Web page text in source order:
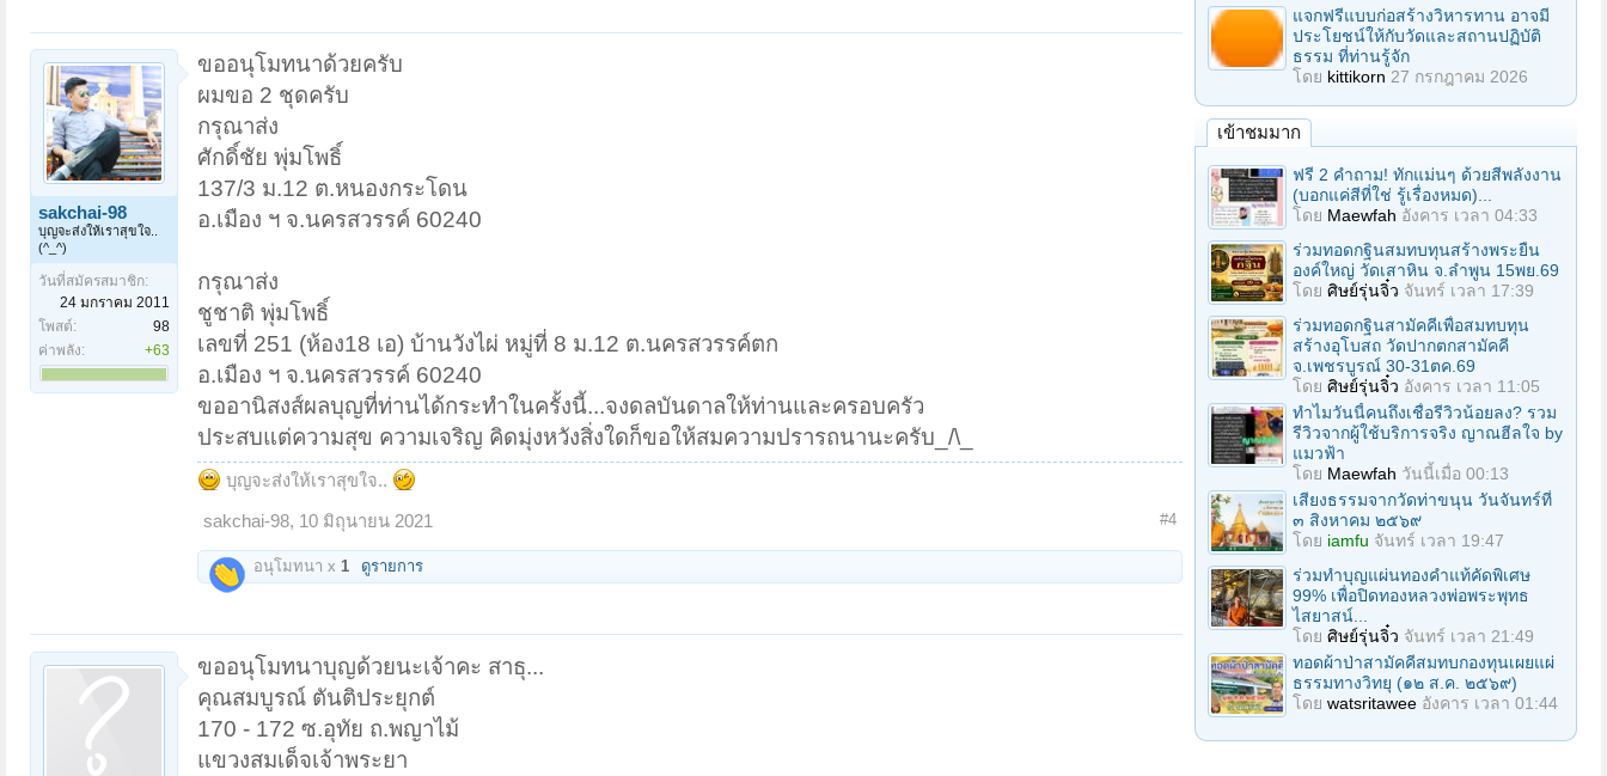
sakchai-98
บุญจะส่งให้เราสุขใจ..
(^_^)
วันที่สมัครสมาชิก:
24 มกราคม 2011
โพสต์:
98
ค่าพลัง:
+63
ขออนุโมทนาด้วยครับ
ผมขอ 2 ชุดครับ
กรุณาส่ง
ศักดิ์ชัย พุ่มโพธิ์
137/3 ม.12 ต.หนองกระโดน
อ.เมือง ฯ จ.นครสวรรค์ 60240
กรุณาส่ง
ชูชาติ พุ่มโพธิ์
เลขที่ 251 (ห้อง18 เอ) บ้านวังไผ่ หมู่ที่ 8 ม.12 ต.นครสวรรค์ตก
อ.เมือง ฯ จ.นครสวรรค์ 60240
ขออานิสงส์ผลบุญที่ท่านได้กระทำในครั้งนี้...จงดลบันดาลให้ท่านและครอบครัว
ประสบแต่ความสุข ความเจริญ คิดมุ่งหวังสิ่งใดก็ขอให้สมความปรารถนานะครับ_/\_
บุญจะส่งให้เราสุขใจ..
sakchai-98, 10 มิถุนายน 2021 #4
อนุโมทนา x 1 ดูรายการ
ขออนุโมทนาบุญด้วยนะเจ้าคะ สาธุ...
คุณสมบูรณ์ ตันติประยุกต์
170 - 172 ซ.อุทัย ถ.พญาไม้
แขวงสมเด็จเจ้าพระยา
แจกฟรีแบบก่อสร้างวิหารทาน อาจมี
ประโยชน์ให้กับวัดและสถานปฏิบัติ
ธรรม ที่ท่านรู้จัก
โดย kittikorn 27 กรกฎาคม 2026
เข้าชมมาก
ฟรี 2 คำถาม! ทักแม่นๆ ด้วยสีพลังงาน
(บอกแค่สีที่ใช่ รู้เรื่องหมด)...
โดย Maewfah อังคาร เวลา 04:33
ร่วมทอดกฐินสมทบทุนสร้างพระยืน
องค์ใหญ่ วัดเสาหิน จ.ลําพูน 15พย.69
โดย ศิษย์รุ่นจิ๋ว จันทร์ เวลา 17:39
ร่วมทอดกฐินสามัคคีเพื่อสมทบทุน
สร้างอุโบสถ วัดปากตกสามัคคี
จ.เพชรบูรณ์ 30-31ตค.69
โดย ศิษย์รุ่นจิ๋ว อังคาร เวลา 11:05
ทำไมวันนี้คนถึงเชื่อรีวิวน้อยลง? รวม
รีวิวจากผู้ใช้บริการจริง ญาณฮีลใจ by
แมวฟ้า
โดย Maewfah วันนี้เมื่อ 00:13
เสียงธรรมจากวัดท่าขนุน วันจันทร์ที่
๓ สิงหาคม ๒๕๖๙
โดย iamfu จันทร์ เวลา 19:47
ร่วมทําบุญแผ่นทองคำแท้คัดพิเศษ
99% เพื่อปิดทองหลวงพ่อพระพุทธ
ไสยาสน์...
โดย ศิษย์รุ่นจิ๋ว จันทร์ เวลา 21:49
ทอดผ้าป่าสามัคคีสมทบกองทุนเผยแผ่
ธรรมทางวิทยุ (๑๒ ส.ค. ๒๕๖๙)
โดย watsritawee อังคาร เวลา 01:44